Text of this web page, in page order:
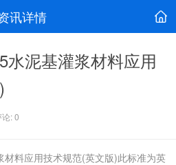
讯详情
水泥基灌浆材料应用
: 0
料应用技术规范(英文版)此标准为英